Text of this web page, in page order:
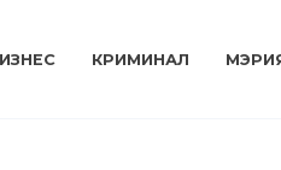
КРИМИНАЛ